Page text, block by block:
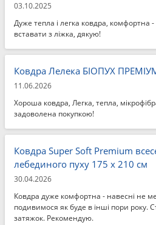
03.10.2025
Дуже тепла і легка ковдра, комфортна
вставати з ліжка, дякую!
Ковдра Лелека БІОПУХ
11.06.2026
Хороша ковдра, Легка, тепла,
задоволена покупкою!
Ковдра Super Soft Premium
лебединого пуху 175 x 210 см
30.04.2026
Ковдра дуже комфортна - навесні не
подивимося як буде в інші пори року.
затяжок. Рекомендую.